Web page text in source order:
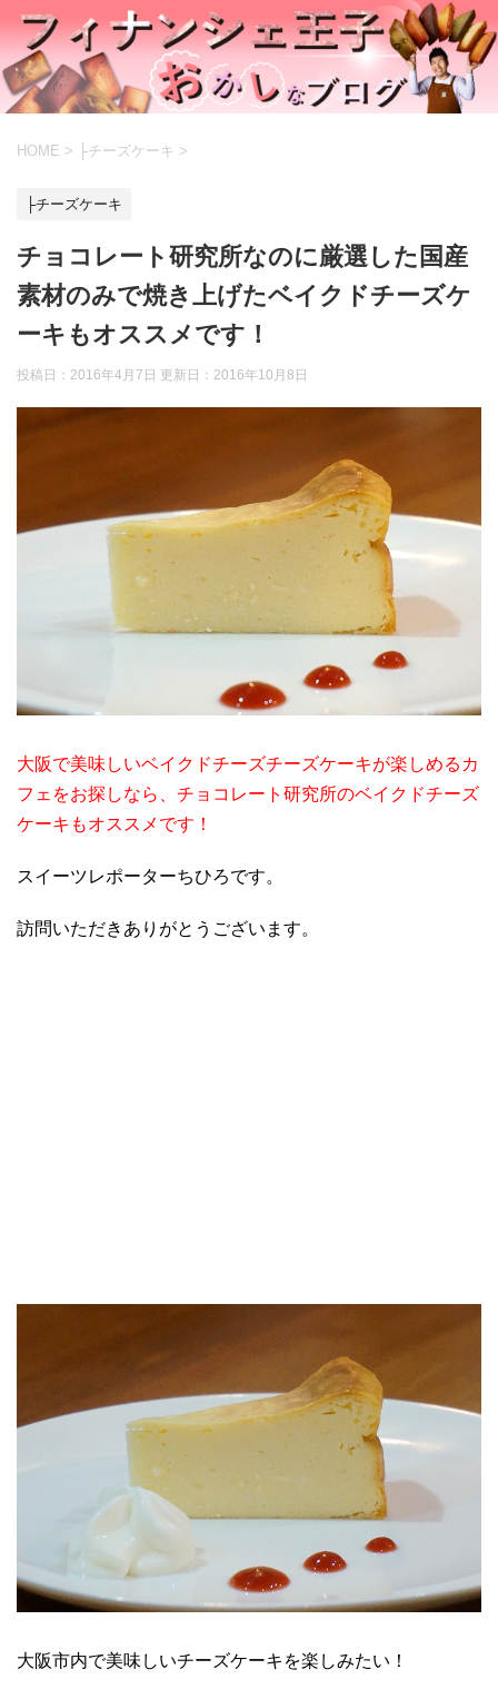
HOME > ├チーズケーキ >
├チーズケーキ
チョコレート研究所なのに厳選した国産
素材のみで焼き上げたベイクドチーズケ
ーキもオススメです！
投稿日：2016年4月7日 更新日： 2016年10月8日
大阪で美味しいベイクドチーズチーズケーキが楽しめるカ
フェをお探しなら、チョコレート研究所のベイクドチーズ
ケーキもオススメです！
スイーツレポーターちひろです。
訪問いただきありがとうございます。
大阪市内で美味しいチーズケーキを楽しみたい！